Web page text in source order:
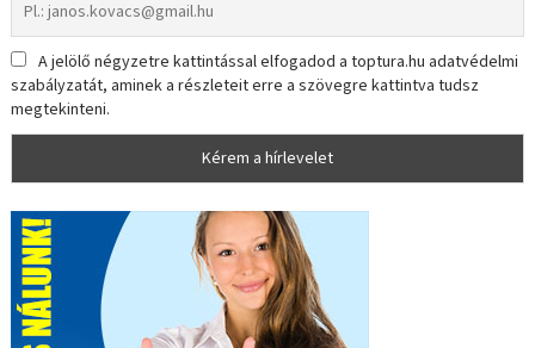
A jelölő négyzetre kattintással elfogadod a toptura.hu adatvédelmi
szabályzatát, aminek a részleteit erre a szövegre kattintva tudsz
megtekinteni.